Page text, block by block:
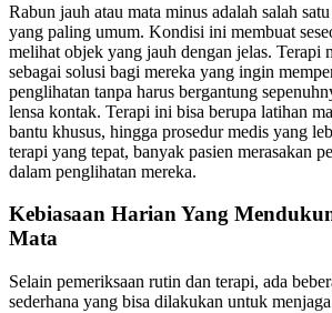
Rabun jauh atau mata minus adalah salah
yang paling umum. Kondisi ini membuat
melihat objek yang jauh dengan jelas. Terapi
sebagai solusi bagi mereka yang ingin
penglihatan tanpa harus bergantung
lensa kontak. Terapi ini bisa berupa latihan
bantu khusus, hingga prosedur medis yang
terapi yang tepat, banyak pasien merasakan
dalam penglihatan mereka.
Kebiasaan Harian Yang
Mata
Selain pemeriksaan rutin dan terapi, ada
sederhana yang bisa dilakukan untuk